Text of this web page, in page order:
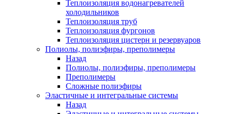
Теплоизоляция водонагревателей
холодильников
Теплоизоляция труб
Теплоизоляция фургонов
Теплоизоляция цистерн и резервуаров
Полиолы, полиэфиры, преполимеры
Назад
Полиолы, полиэфиры, преполимеры
Преполимеры
Сложные полиэфиры
Эластичные и интегральные системы
Назад